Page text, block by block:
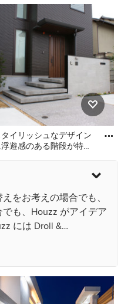
スにある地中海スタイ
のおしゃれな庭 (傾斜地、
段) の写真
タイリッシュなデザイン
遊感のある階段が特徴
戸にあるラグジュアリー
中くらいな、秋のモダン
、半日向、天然石敷き、
属フェンス) の写真
をお考えの場合でも、
も、Houzz がアイデア
には Droll &
リアデザイナー、工務
寄せられた78枚の家や
タイル別で庭の画像を
やレイアウトがあれ